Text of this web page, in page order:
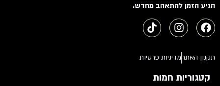
הגיע הזמן להתאהב מחדש.
תקנון האתרמדיניות פרטיות
קטגוריות חמות